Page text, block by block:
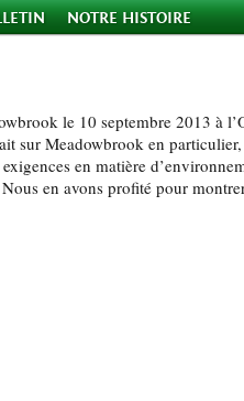
NOTRE HISTOIRE
le 10 septembre 2013 à
sur Meadowbrook en particulier,
en matière
en avons profité pour